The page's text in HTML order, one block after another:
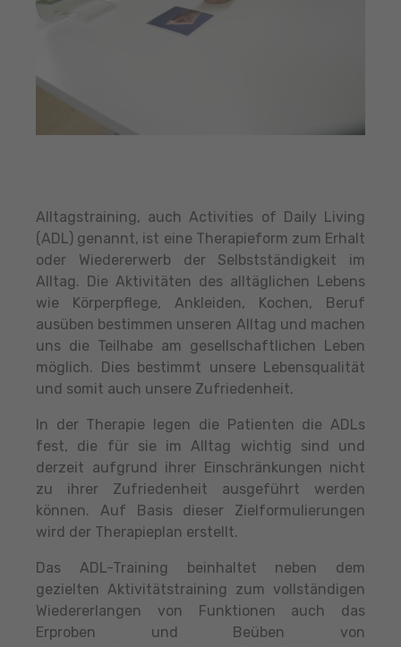
Alltagstraining, auch Activities of Daily Living
(ADL) genannt, ist eine Therapieform zum Erhalt
oder Wiedererwerb der Selbstständigkeit im
Alltag. Die Aktivitäten des alltäglichen Lebens
wie Körperpflege, Ankleiden, Kochen, Beruf
ausüben bestimmen unseren Alltag und machen
uns die Teilhabe am gesellschaftlichen Leben
möglich. Dies bestimmt unsere Lebensqualität
und somit auch unsere Zufriedenheit.
In der Therapie legen die Patienten die ADLs
fest, die für sie im Alltag wichtig sind und
derzeit aufgrund ihrer Einschränkungen nicht
zu ihrer Zufriedenheit ausgeführt werden
können. Auf Basis dieser Zielformulierungen
wird der Therapieplan erstellt.
Das ADL-Training beinhaltet neben dem
gezielten Aktivitätstraining zum vollständigen
Wiedererlangen von Funktionen auch das
Erproben und Beüben von